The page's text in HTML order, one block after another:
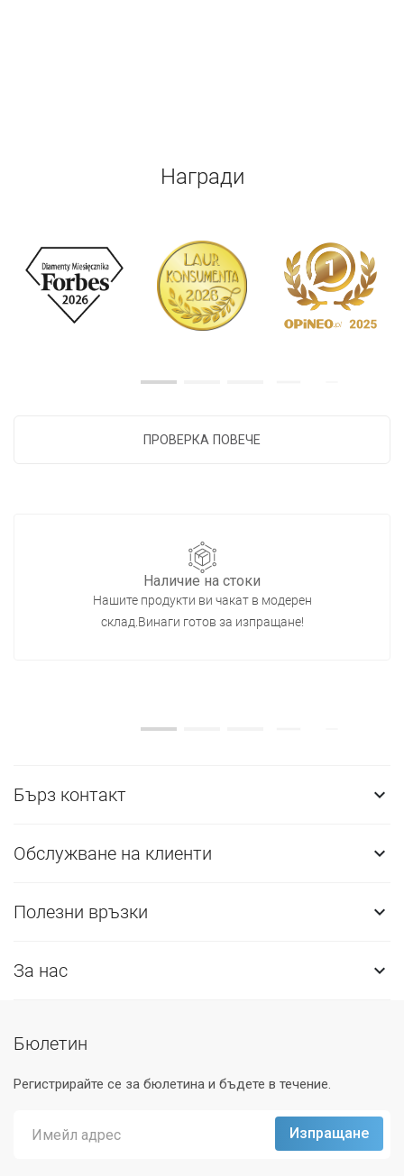
Награди
ПРОВЕРКА ПОВЕЧЕ
Наличие на стоки
Нашите продукти ви чакат в модерен
склад.Винаги готов за изпращане!
Бърз контакт 
Обслужване на клиенти 
Полезни връзки 
За нас 
Бюлетин
Регистрирайте се за бюлетина и бъдете в течение.